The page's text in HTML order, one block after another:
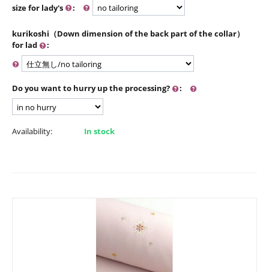
size for lady's :
kurikoshi（Down dimension of the back part of the collar）
for lad
:
Do you want to hurry up the processing? :
Availability: In stock